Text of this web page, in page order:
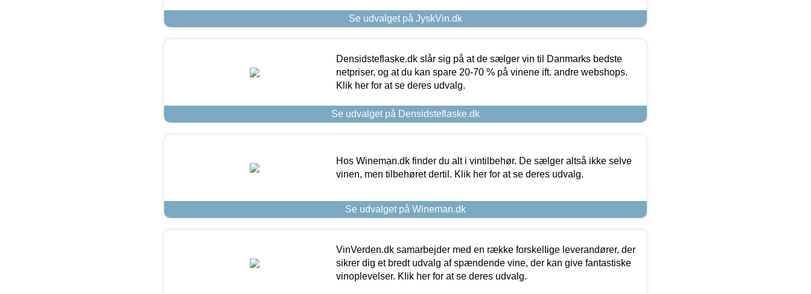
Se udvalget på JyskVin.dk
Densidsteflaske.dk slår sig på at de sælger vin til Danmarks bedste
netpriser, og at du kan spare 20-70 % på vinene ift. andre webshops.
Klik her for at se deres udvalg.
Se udvalget på Densidsteflaske.dk
Hos Wineman.dk finder du alt i vintilbehør. De sælger altså ikke selve
vinen, men tilbehøret dertil. Klik her for at se deres udvalg.
Se udvalget på Wineman.dk
VinVerden.dk samarbejder med en række forskellige leverandører, der
sikrer dig et bredt udvalg af spændende vine, der kan give fantastiske
vinoplevelser. Klik her for at se deres udvalg.